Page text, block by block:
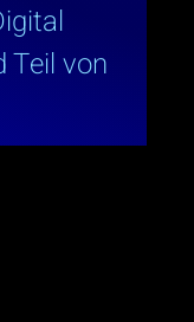
Teil von